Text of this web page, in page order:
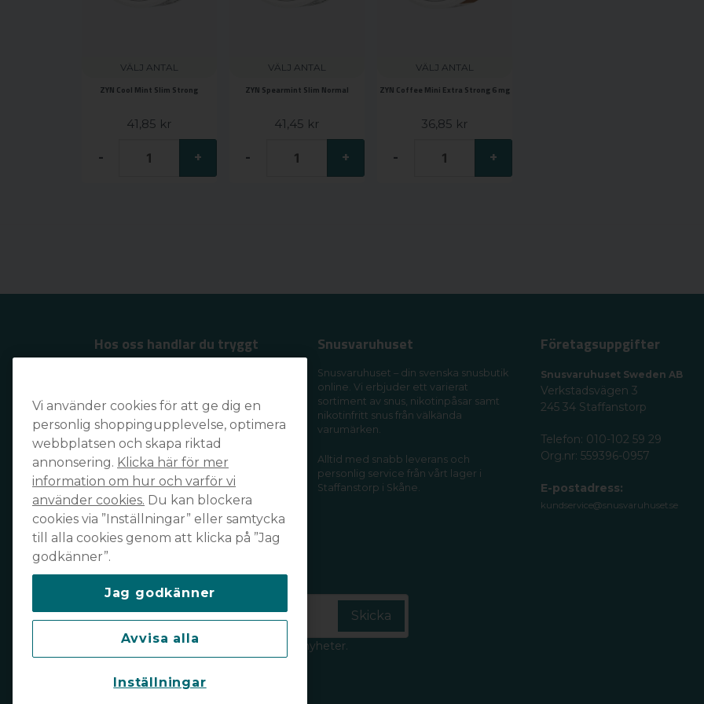
VÄLJ ANTAL
ZYN Cool Mint Slim Strong
41,85 kr
- +
VÄLJ ANTAL
ZYN Spearmint Slim Normal
41,45 kr
- +
VÄLJ ANTAL
ZYN Coffee Mini Extra Strong 6 mg
36,85 kr
- +
Hos oss handlar du tryggt
av din favoritleverantör!
Snusvaruhuset
Snusvaruhuset – din svenska snusbutik
online. Vi erbjuder ett varierat
sortiment av snus, nikotinpåsar samt
nikotinfritt snus från välkända
varumärken.
Alltid med snabb leverans och
personlig service från vårt lager i
Staffanstorp i Skåne.
Företagsuppgifter
Snusvaruhuset Sweden AB
Verkstadsvägen 3
245 34 Staffanstorp
Telefon: 010-102 59 29
Org.nr: 559396-0957
E-postadress:
kundservice@snusvaruhuset.se
Prenumerera på vårt nyhetsbrev
email
Mejladress Skicka
Håll dig uppdaterad och ta del av våra nyheter.
Läs vår integritetspolicyhär.
Vi använder cookies för att ge dig en
personlig shoppingupplevelse, optimera
webbplatsen och skapa riktad
annonsering. Klicka här för mer
information om hur och varför vi
använder cookies. Du kan blockera
cookies via ”Inställningar” eller samtycka
till alla cookies genom att klicka på ”Jag
godkänner”.
Jag godkänner
Avvisa alla
Inställningar